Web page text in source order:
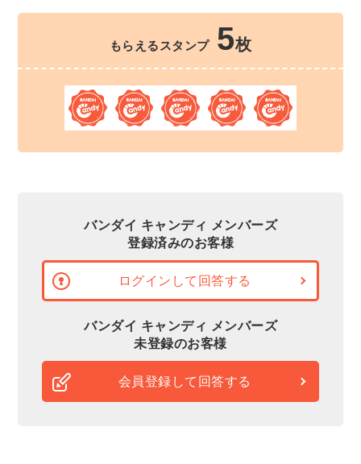
もらえるスタンプ 5枚
バンダイ キャンディ メンバーズ
登録済みのお客様
ログインして回答する
バンダイ キャンディ メンバーズ
未登録のお客様
会員登録して回答する